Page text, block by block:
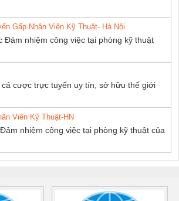
Gấp Nhân Viên Kỹ Thuật- Hà Nội
Đảm nhiệm công việc tại phòng kỹ thuật
cá cược trực tuyến uy tín, sở hữu thế giới
Viên Kỹ Thuật-HN
nhiệm công việc tại phòng kỹ thuật của